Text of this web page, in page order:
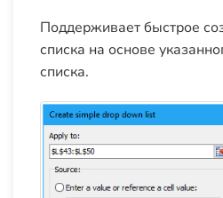
Поддерживает быстрое
списка на основе
списка.